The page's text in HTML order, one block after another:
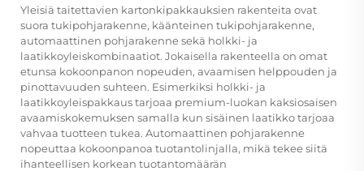
Yleisiä taitettavien kartonkipakkauksien rakenteita ovat
suora tukipohjarakenne, käänteinen tukipohjarakenne,
automaattinen pohjarakenne sekä holkki- ja
laatikkoyleiskombinaatiot. Jokaisella rakenteella on omat
etunsa kokoonpanon nopeuden, avaamisen helppouden ja
pinottavuuden suhteen. Esimerkiksi holkki- ja
laatikkoyleispakkaus tarjoaa premium-luokan kaksiosaisen
avaamiskokemuksen samalla kun sisäinen laatikko tarjoaa
vahvaa tuotteen tukea. Automaattinen pohjarakenne
nopeuttaa kokoonpanoa tuotantolinjalla, mikä tekee siitä
ihanteellisen korkean tuotantomäärän